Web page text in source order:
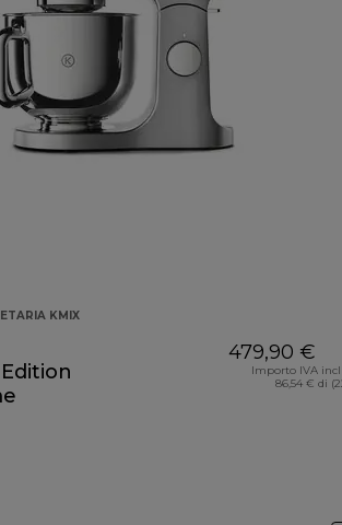
KMIX
479,90 €
Importo IVA
86,54 € di